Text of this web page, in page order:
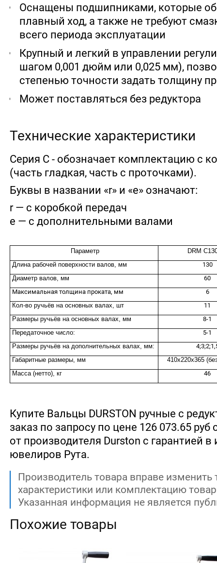
Оснащены подшипниками, которые
плавный ход, а также не требуют
всего периода эксплуатации
Крупный и легкий в управлении
шагом 0,001 дюйм или 0,025 мм),
степенью точности задать толщину
Может поставляться без редуктора
Технические характеристики
Серия С - обозначает комплектацию с
(часть гладкая, часть с проточками).
Буквы в названии «r» и «e» означают:
r — с коробкой передач
е — с дополнительными валами
Параметр
DRM
Длина рабочей поверхности валов, мм
130
Диаметр валов, мм
60
Максимальная толщина проката, мм
6
Кол-во ручьёв на основных валах, шт
11
Размеры ручьёв на основных валах, мм
8-1
Передаточное число:
5-1
Размеры ручьёв на дополнительных валах, мм:
Габаритные размеры, мм
410х220х365
Масса (нетто), кг
46
Купите Вальцы DURSTON ручные с
заказ по запросу по цене 126 073.65
от производителя Durston с гарантией
ювелиров Рута.
Производитель товара вправе изменить
характеристики или комплектацию
Указанная информация не является
Похожие товары